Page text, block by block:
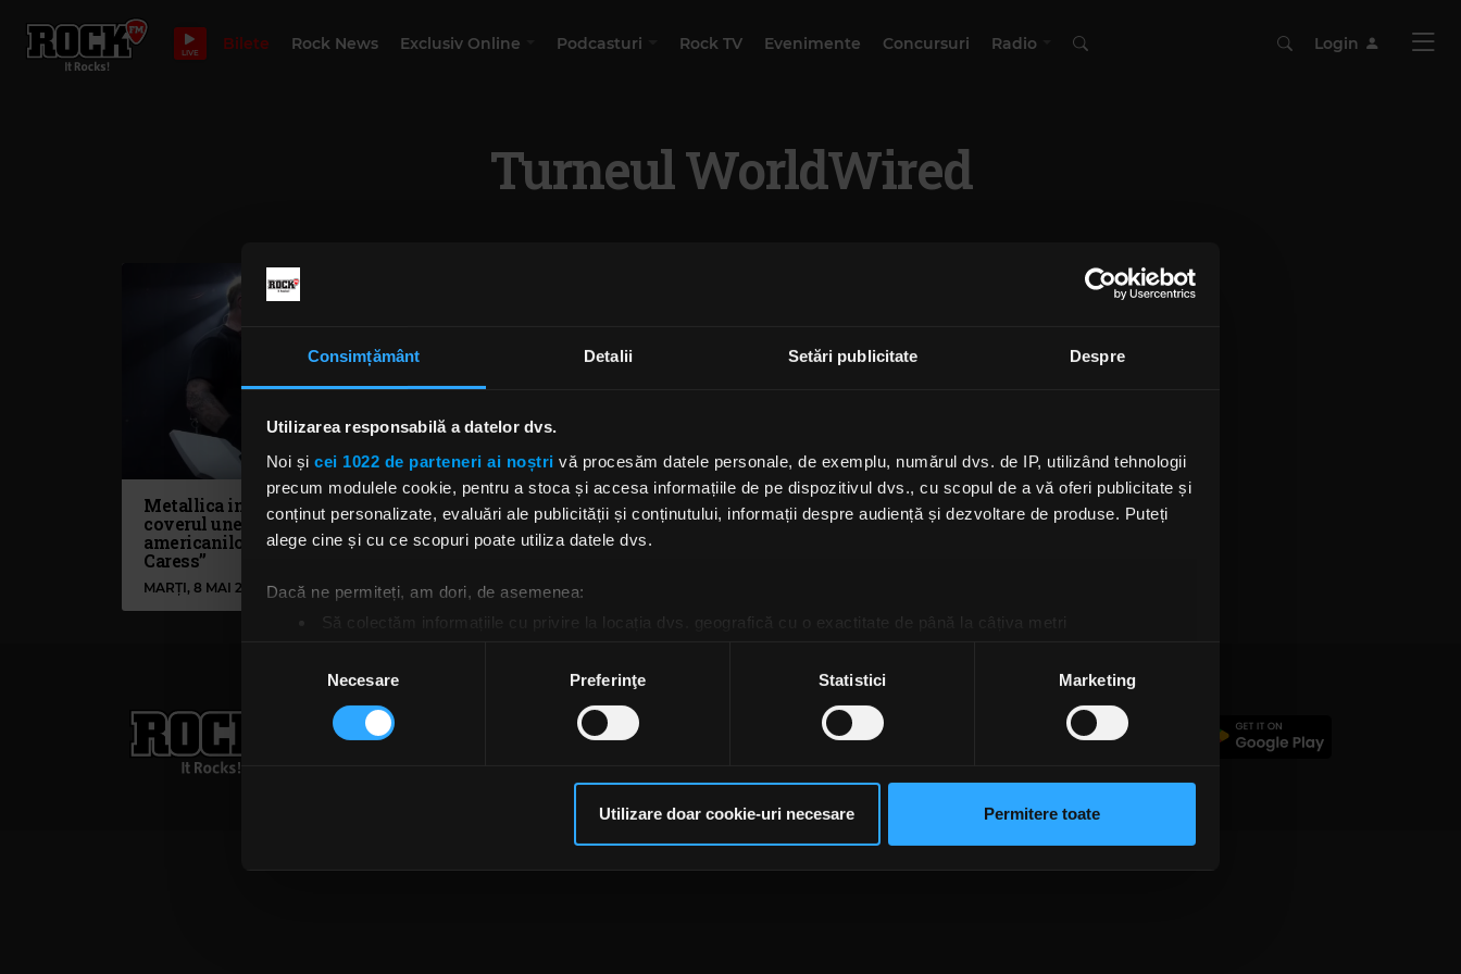
Consimțământ Detalii Setări publicitate Despre
Utilizarea responsabilă a datelor dvs.
Noi și cei 1022 de parteneri ai noștri vă procesăm datele personale, de exemplu, numărul dvs. de IP, utilizând tehnologii
precum modulele cookie, pentru a stoca și accesa informațiile de pe dispozitivul dvs., cu scopul de a vă oferi publicitate și
conținut personalizate, evaluări ale publicității și conținutului, informații despre audiență și dezvoltare de produse. Puteți
alege cine și cu ce scopuri poate utiliza datele dvs.
Dacă ne permiteți, am dori, de asemenea:
Să colectăm informațiile cu privire la locația dvs. geografică cu o exactitate de până la câțiva metri
Găsiți mai multe informații despre procesarea datelor dvs. personale și configurați-vă preferințele la
secțiunea cu detalii
Vă puteți modifica sau retrage oricând acordul din Declarația despre modulele cookie.
traficul. De asemenea, le oferim partenerilor de rețele sociale, de publicitate și de analize informații cu privire la modul în
care folosiți site-ul nostru. Aceștia le pot combina cu alte informații oferite de dvs. sau culese în urma folosirii serviciilor
consimțământului
Necesare Preferinţe Statistici Marketing
Utilizare doar cookie-uri necesare Permitere toate
LIVE Bilete Rock News Exclusiv Online Podcasturi Rock TV Evenimente Concursuri Radio Login
Turneul WorldWired
Metallica interpretează
coverul unei piese a
americanilor Misfits, „Last
Caress”
MARȚI, 8 MAI 2018
Rock FM– It Rocks!
021 318 8000 Contact form Date societate
Cod deontologic